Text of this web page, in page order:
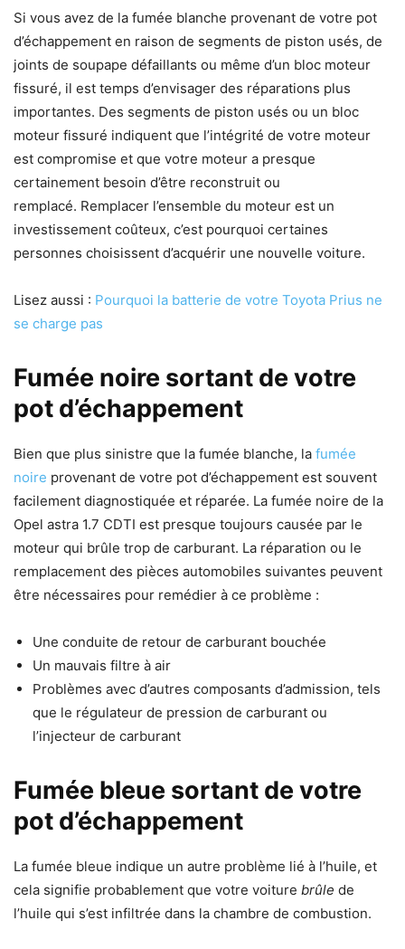
Si vous avez de la fumée blanche provenant de votre pot
d’échappement en raison de segments de piston usés, de
joints de soupape défaillants ou même d’un bloc moteur
fissuré, il est temps d’envisager des réparations plus
importantes. Des segments de piston usés ou un bloc
moteur fissuré indiquent que l’intégrité de votre moteur
est compromise et que votre moteur a presque
certainement besoin d’être reconstruit ou
remplacé. Remplacer l’ensemble du moteur est un
investissement coûteux, c’est pourquoi certaines
personnes choisissent d’acquérir une nouvelle voiture.
Lisez aussi : Pourquoi la batterie de votre Toyota Prius ne
se charge pas
Fumée noire sortant de votre
pot d’échappement
Bien que plus sinistre que la fumée blanche, la fumée
noire provenant de votre pot d’échappement est souvent
facilement diagnostiquée et réparée. La fumée noire de la
Opel astra 1.7 CDTI est presque toujours causée par le
moteur qui brûle trop de carburant. La réparation ou le
remplacement des pièces automobiles suivantes peuvent
être nécessaires pour remédier à ce problème :
Une conduite de retour de carburant bouchée
Un mauvais filtre à air
Problèmes avec d’autres composants d’admission, tels
que le régulateur de pression de carburant ou
l’injecteur de carburant
Fumée bleue sortant de votre
pot d’échappement
La fumée bleue indique un autre problème lié à l’huile, et
cela signifie probablement que votre voiture brûle de
l’huile qui s’est infiltrée dans la chambre de combustion.